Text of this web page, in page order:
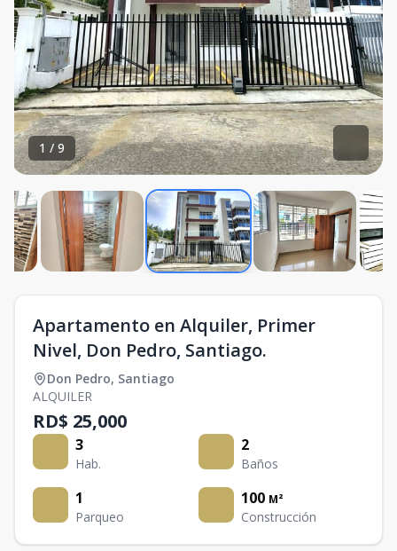
1 / 9
Apartamento en Alquiler, Primer
Nivel, Don Pedro, Santiago.
Don Pedro, Santiago
ALQUILER
RD$ 25,000
3
Hab.
2
Baños
1
Parqueo
100 M²
Construcción